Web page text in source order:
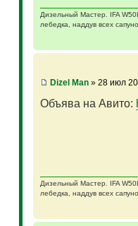
Дизельный Мастер. IFA
лебедка, наддув всех
Dizel Man» 28 июл
Объява на Авито:
Дизельный Мастер. IFA
лебедка, наддув всех